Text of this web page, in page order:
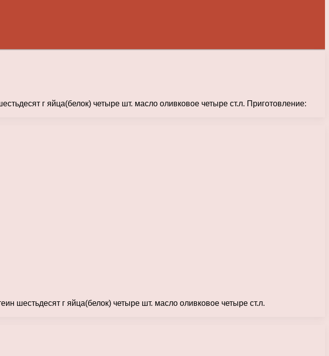
г яйца(белок) четыре шт. масло оливковое четыре ст.л. Приготовление:
шестьдесят г яйца(белок) четыре шт. масло оливковое четыре ст.л.